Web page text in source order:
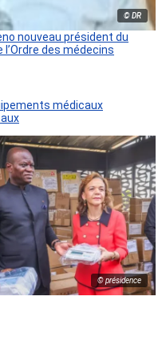
© DR
nouveau président du
l’Ordre des médecins
médicaux
© présidence